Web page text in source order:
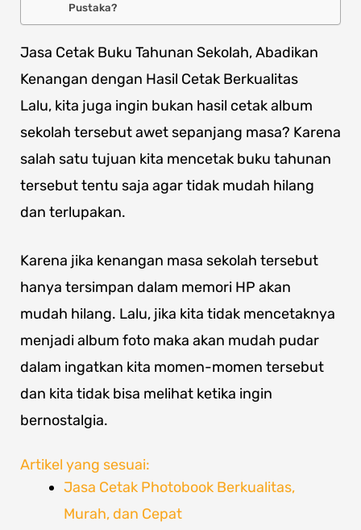
Pustaka?
Jasa Cetak Buku Tahunan Sekolah, Abadikan
Kenangan dengan Hasil Cetak Berkualitas
Lalu, kita juga ingin bukan hasil cetak album
sekolah tersebut awet sepanjang masa? Karena
salah satu tujuan kita mencetak buku tahunan
tersebut tentu saja agar tidak mudah hilang
dan terlupakan.
Karena jika kenangan masa sekolah tersebut
hanya tersimpan dalam memori HP akan
mudah hilang. Lalu, jika kita tidak mencetaknya
menjadi album foto maka akan mudah pudar
dalam ingatkan kita momen-momen tersebut
dan kita tidak bisa melihat ketika ingin
bernostalgia.
Artikel yang sesuai:
Jasa Cetak Photobook Berkualitas,
Murah, dan Cepat